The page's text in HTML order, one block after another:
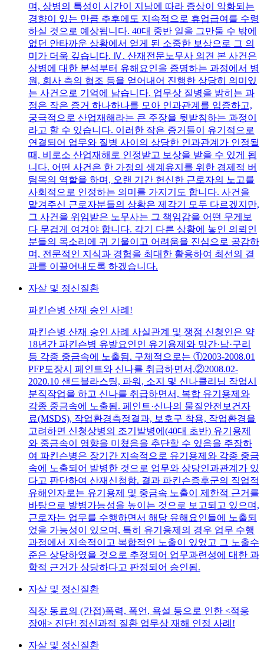
며, 상병의 특성이 시간이 지남에 따라 증상이 악화되는
경향이 있는 만큼 추후에도 지속적으로 휴업급여를 수령
하실 것으로 예상됩니다. 40대 중반 일을 그만둘 수 밖에
없던 안타까운 상황에서 얻게 된 소중한 보상으로 그 의
미가 더욱 깊습니다. Ⅳ. 산재전문노무사 의견 본 사건은
상병에 대한 분석부터 유해요인을 증명하는 과정에서 병
원, 회사 측의 협조 등을 얻어내어 진행한 상당히 의미있
는 사건으로 기억에 남습니다. 업무상 질병을 밝히는 과
정은 작은 증거 하나하나를 모아 인과관계를 입증하고,
궁극적으로 산업재해라는 큰 주장을 뒷받침하는 과정이
라고 할 수 있습니다. 이러한 작은 증거들이 유기적으로
연결되어 업무와 질병 사이의 상당한 인과관계가 인정될
때, 비로소 산업재해로 인정받고 보상을 받을 수 있게 됩
니다. 어떤 사건은 한 가정의 생계유지를 위한 경제적 버
팀목의 역할을 하며, 오랜 기간 헌신한 근로자의 노고를
사회적으로 인정하는 의미를 가지기도 합니다. 사건을
맡겨주신 근로자분들의 상황은 제각기 모두 다르겠지만,
그 사건을 위임받은 노무사는 그 책임감을 어떤 무게보
다 무겁게 여겨야 합니다. 각기 다른 상황에 놓인 의뢰인
분들의 목소리에 귀 기울이고 어려움을 진심으로 공감하
며, 전문적인 지식과 경험을 최대한 활용하여 최선의 결
과를 이끌어내도록 하겠습니다.
자살 및 정신질환
파킨슨병 산재 승인 사례!
파킨슨병 산재 승인 사례 사실관계 및 쟁점 신청인은 약
18년간 파킨슨병 유발요인인 유기용제와 망간·납·구리
등 각종 중금속에 노출됨. 구체적으로는 ①2003-2008.01
PFP도장시 페인트와 신나를 취급하면서,②2008.02-
2020.10 샌드블라스팅, 파워, 소지 및 신나클리닝 작업시
분직작업을 하고 신나를 취급하면서, 복합 유기용제와
각종 중금속에 노출됨. 페인트·신나의 물질안전보건자
료(MSDS), 작업환경측정결과, 보호구 착용, 작업환경을
고려하면 신청상병의 조기발병에(40대 초반) 유기용제
와 중금속이 영향을 미쳤음을 추단할 수 있음을 주장하
여 파킨슨병은 장기간 지속적으로 유기용제와 각종 중금
속에 노출되어 발병한 것으로 업무와 상당인과관계가 있
다고 판단하여 산재신청함. 결과 파킨슨증후군의 직업적
유해인자로는 유기용제 및 중금속 노출이 제한적 근거를
바탕으로 발병가능성을 높이는 것으로 보고되고 있으며,
근로자는 업무를 수행하면서 해당 유해요인들에 노출되
었을 가능성이 있으며, 특히 유기용제의 경우 업무 수행
과정에서 지속적이고 복합적인 노출이 있었고 그 노출수
준은 상당하였을 것으로 추정되어 업무과련성에 대한 과
학적 근거가 상당하다고 판정되어 승인됨.
자살 및 정신질환
직장 동료의 (간접)폭력, 폭언, 욕설 등으로 인한 <적응
장애> 진단! 정신과적 질환 업무상 재해 인정 사례!
자살 및 정신질환